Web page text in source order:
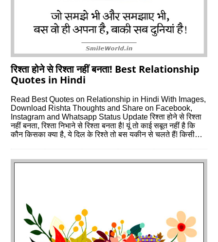
रिश्ता होने से रिश्ता नहीं बनता! Best Relationship
Quotes in Hindi
Read Best Quotes on Relationship in Hindi With Images,
Download Rishta Thoughts and Share on Facebook,
Instagram and Whatsapp Status Update रिश्ता होने से रिश्ता
नहीं बनता, रिश्ता निभाने से रिश्ता बनता है! यूं तो काई सबूत नहीं है कि
कौन किसका क्या है, ये दिल के रिश्ते तो बस यकीन से चलते हैं! किसी…